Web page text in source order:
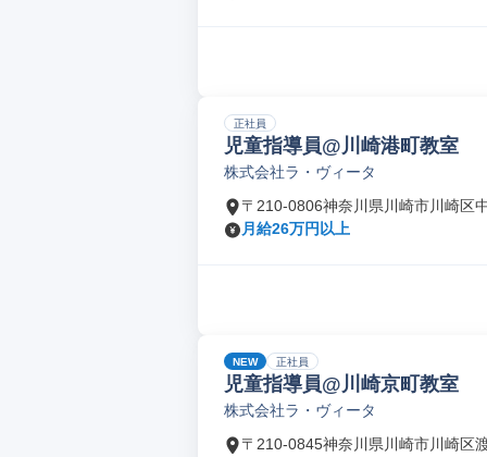
正社員
児童指導員@川崎港町教室
株式会社ラ・ヴィータ
〒210-0806神奈川県川崎市川崎区
月給26万円以上
NEW 正社員
児童指導員@川崎京町教室
株式会社ラ・ヴィータ
〒210-0845神奈川県川崎市川崎区